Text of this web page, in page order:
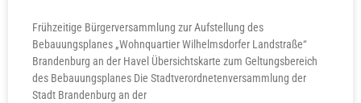
Frühzeitige Bürgerversammlung zur Aufstellung des
Bebauungsplanes „Wohnquartier Wilhelmsdorfer Landstraße“
Brandenburg an der Havel Übersichtskarte zum Geltungsbereich
des Bebauungsplanes Die Stadtverordnetenversammlung der
Stadt Brandenburg an der